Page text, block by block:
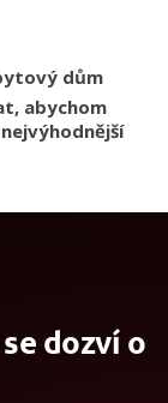
dům
abychom
dozví o